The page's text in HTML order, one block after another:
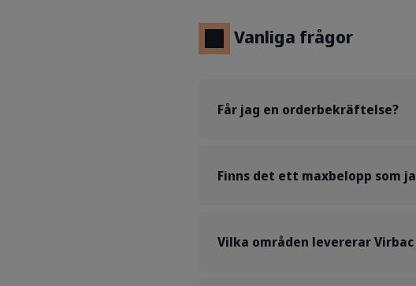
Vanliga frågor
Får jag en orderbekräftelse?
Finns det ett maxbelopp som
Vilka områden levererar